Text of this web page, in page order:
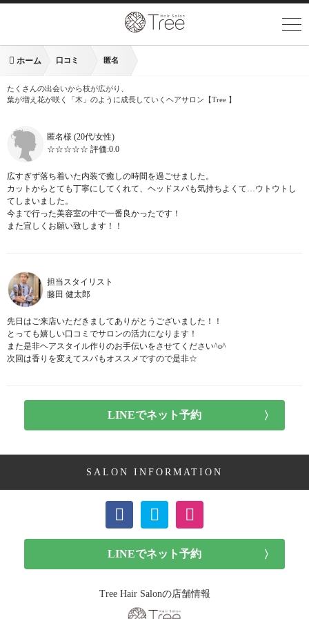
ホーム 口コミ 匿名
たくさんの出会いから枝が広がり、
葉が増え花が咲く「木」のように成長していくヘアサロン【Tree 】
匿名様 (20代/女性)
☆☆☆☆☆ 評価:0.0
広すぎず落ち着いた内装で癒しの時間を過ごせました。
カットからとても丁寧にしてくれて、ヘッドスパも気持ちよくて…ウトウトし
てしまいました。
今まで行った美容室の中で一番良かったです！
また宜しくお願い致します！！
担当スタイリスト
藤田 健太郎
先日はご来店いただきましてありがとうございました！！
とっても嬉しい口コミでサロンの活力になります！
また是非ヘアスタイル作りのお手伝いをさせてください^o^
次回は香りを変えてスパもオススメですので是非☆
SALON INFORMATION
Tree Hair Salonの店舗情報